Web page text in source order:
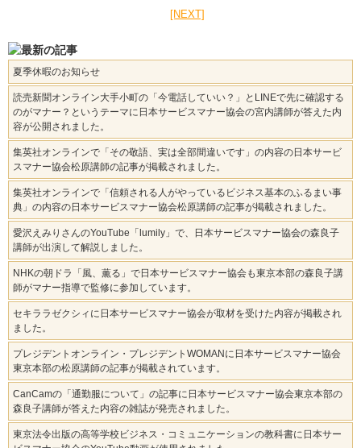
[NEXT]
夏季休暇のお知らせ
読売新聞オンライン大手小町の「今電話していい？」とLINEで先に確認する
のがマナー？というテーマに日本サービスマナー協会の宮内講師が答えた内
容が公開されました。
集英社オンラインで「その敬語、実は全部間違いです」の内容の日本サービ
スマナー協会松原講師の記事が掲載されました。
集英社オンラインで「信頼される人がやっているビジネス基本のふるまい事
典」の内容の日本サービスマナー協会松原講師の記事が掲載されました。
愛沢えみりさんのYouTube「lumily」で、日本サービスマナー協会の森良子
講師が出演して解説しました。
NHKの朝ドラ「風、薫る」で日本サービスマナー協会も東京本部の森良子講
師がマナー指導で監修に参加しています。
セキララゼクシィに日本サービスマナー協会が取材を受けた内容が掲載され
ました。
プレジデントオンライン・プレジデントWOMANに日本サービスマナー協会
東京本部の松原講師の記事が掲載されています。
CanCamの「通勤服について」の記事に日本サービスマナー協会東京本部の
森良子講師が答えた内容の雑誌が発売されました。
東京法令出版の高等学校ビジネス・コミュニケーションの教科書に日本サー